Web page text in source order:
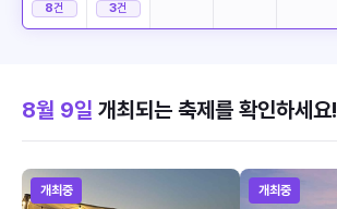
8건 3건
8월 9일 개최되는 축제를 확인하세요!
개최중 개최중